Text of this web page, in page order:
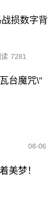
损数字背
7281
台魔咒\"
08-06
美梦！